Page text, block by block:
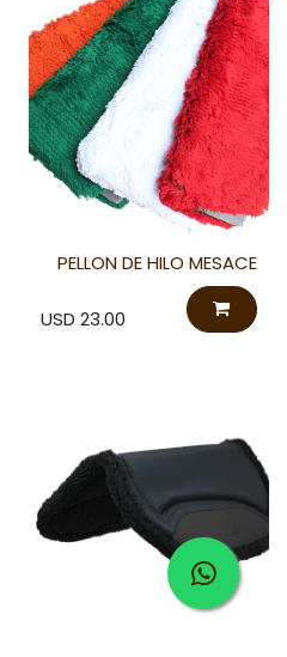
PELLON DE HILO MESACE
USD 23.00